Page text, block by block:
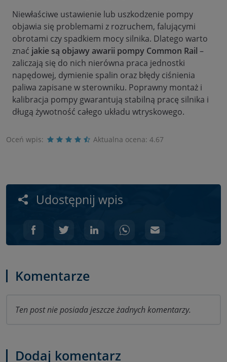
Niewłaściwe ustawienie lub uszkodzenie pompy
objawia się problemami z rozruchem, falującymi
obrotami czy spadkiem mocy silnika. Dlatego warto
znać jakie są objawy awarii pompy Common Rail –
zaliczają się do nich nierówna praca jednostki
napędowej, dymienie spalin oraz błędy ciśnienia
paliwa zapisane w sterowniku. Poprawny montaż i
kalibracja pompy gwarantują stabilną pracę silnika i
długą żywotność całego układu wtryskowego.
Oceń wpis: Aktualna ocena: 4.67
Udostępnij wpis
Komentarze
Ten post nie posiada jeszcze żadnych komentarzy.
Dodaj komentarz